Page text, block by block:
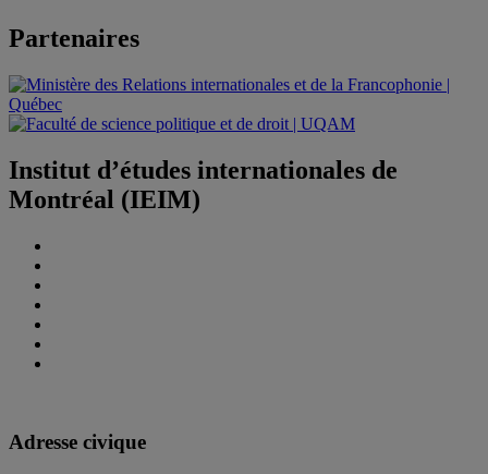
Partenaires
Institut d’études internationales de
Montréal (IEIM)
Adresse civique